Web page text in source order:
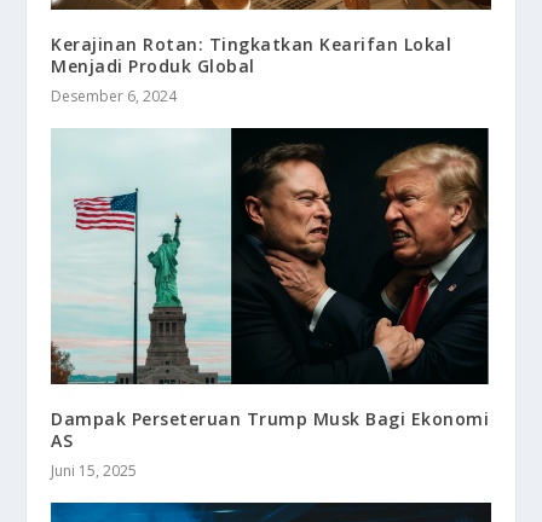
Kerajinan Rotan: Tingkatkan Kearifan Lokal
Menjadi Produk Global
Desember 6, 2024
Dampak Perseteruan Trump Musk Bagi Ekonomi
AS
Juni 15, 2025